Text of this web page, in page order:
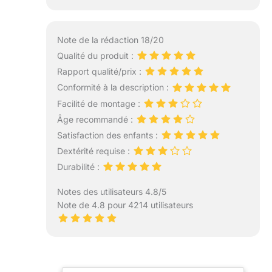
Note de la rédaction 18/20
Qualité du produit :
Rapport qualité/prix :
Conformité à la description :
Facilité de montage :
Âge recommandé :
Satisfaction des enfants :
Dextérité requise :
Durabilité :
Notes des utilisateurs 4.8/5
Note de 4.8 pour 4214 utilisateurs